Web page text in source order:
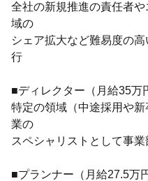
全社の新規推進の責任者
域の
シェア拡大など難易度の
行
■ディレクター（月給35万
特定の領域（中途採用や
業の
スペシャリストとして事業
■プランナー（月給27.5万